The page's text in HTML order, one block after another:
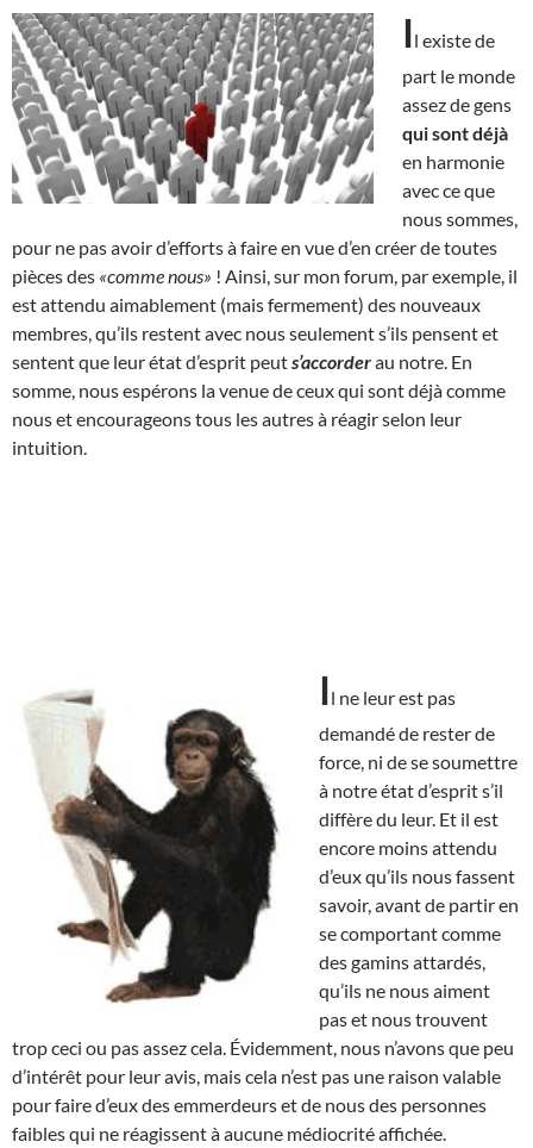
Il existe de
part le monde
assez de gens
qui sont déjà
en harmonie
avec ce que
nous sommes,
pour ne pas avoir d’efforts à faire en vue d’en créer de toutes
pièces des «comme nous» ! Ainsi, sur mon forum, par exemple, il
est attendu aimablement (mais fermement) des nouveaux
membres, qu’ils restent avec nous seulement s’ils pensent et
sentent que leur état d’esprit peuts’accorderau notre. En
somme, nous espérons la venue de ceux qui sont déjà comme
nous et encourageons tous les autres à réagir selon leur
intuition.
Il ne leur est pas
demandé de rester de
force, ni de se soumettre
à notre état d’esprit s’il
diffère du leur. Et il est
encore moins attendu
d’eux qu’ils nous fassent
savoir, avant de partir en
se comportant comme
des gamins attardés,
qu’ils ne nous aiment
pas et nous trouvent
trop ceci ou pas assez cela. Évidemment, nous n’avons que peu
d’intérêt pour leur avis, mais cela n’est pas une raison valable
pour faire d’eux des emmerdeurs et de nous des personnes
faibles qui ne réagissent à aucune médiocrité affichée.